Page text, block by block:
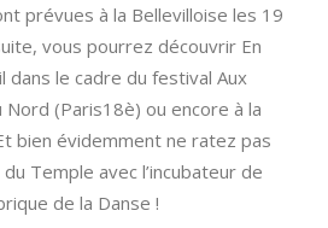
prévues à la Bellevilloise les 19
vous pourrez découvrir En
dans le cadre du festival Aux
(Paris18è) ou encore à la
bien évidemment ne ratez pas
Temple avec l’incubateur de
de la Danse !